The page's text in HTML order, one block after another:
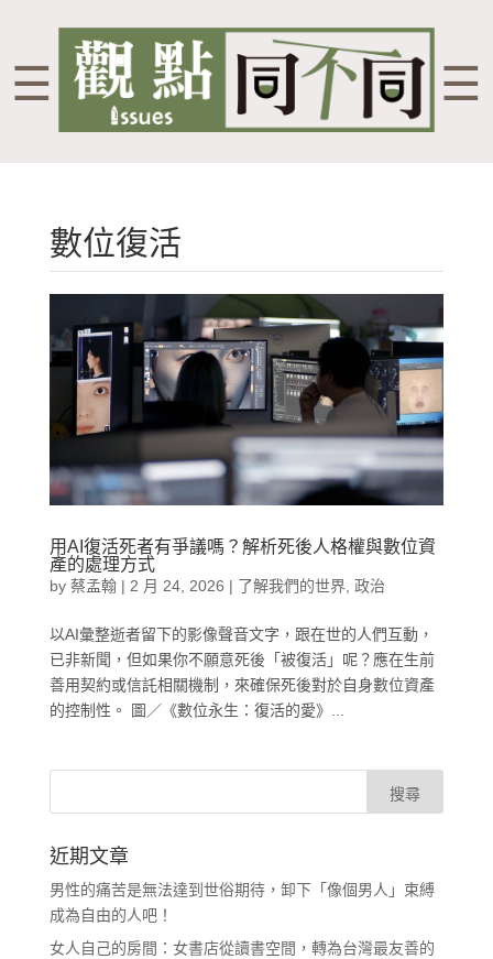
☰ ☰
數位復活
用AI復活死者有爭議嗎？解析死後人格權與數位資
產的處理方式
by 蔡孟翰| 2 月 24, 2026 | 了解我們的世界, 政治
以AI彙整逝者留下的影像聲音文字，跟在世的人們互動，
已非新聞，但如果你不願意死後「被復活」呢？應在生前
善用契約或信託相關機制，來確保死後對於自身數位資產
的控制性。 圖／《數位永生：復活的愛》...
近期文章
男性的痛苦是無法達到世俗期待，卸下「像個男人」束縛
成為自由的人吧！
女人自己的房間：女書店從讀書空間，轉為台灣最友善的